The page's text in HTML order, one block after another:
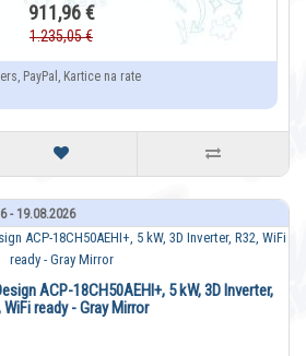
911,96 €
1.235,05 €
PayPal, Kartice na rate
- 19.08.2026
ACP-18CH50AEHI+, 5 kW, 3D Inverter,
WiFi ready - Gray Mirror